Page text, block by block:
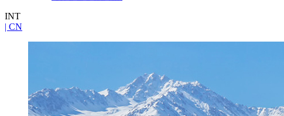
INT
| CN